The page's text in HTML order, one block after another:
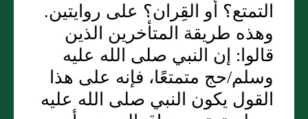
التمتع‏؟‏ أو القِران‏؟‏ على روايتين‏.‏
وهذه طريقة المتأخرين الذين
قالوا‏:‏ إن النبي صلى الله عليه
وسلم/حج متمتعًا، فإنه على هذا
القول يكون النبي صلى الله عليه